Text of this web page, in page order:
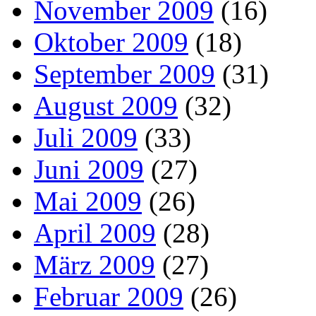
November 2009 (16)
Oktober 2009 (18)
September 2009 (31)
August 2009 (32)
Juli 2009 (33)
Juni 2009 (27)
Mai 2009 (26)
April 2009 (28)
März 2009 (27)
Februar 2009 (26)